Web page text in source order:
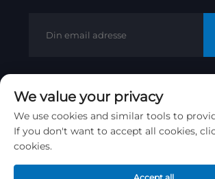
Copyright © 2025 af Jinan
Bridge Precision Machinery
Privatlivspolitik
Rul til toppen
We value your privacy
We use cookies and similar tools to
If you don't want to accept all cookies,
cookies.